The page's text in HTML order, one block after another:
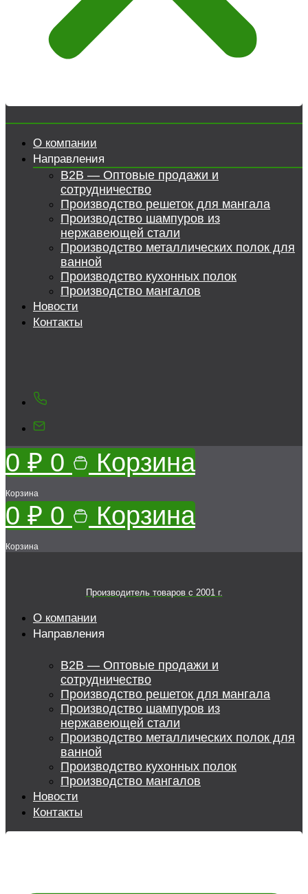
О компании
Направления
B2B — Оптовые продажи и
сотрудничество
Производство решеток для мангала
Производство шампуров из
нержавеющей стали
Производство металлических полок для
ванной
Производство кухонных полок
Производство мангалов
Новости
Контакты
0 ₽ 0 Корзина
Корзина
0 ₽ 0 Корзина
Корзина
Производитель товаров c 2001 г.
О компании
Направления
B2B — Оптовые продажи и
сотрудничество
Производство решеток для мангала
Производство шампуров из
нержавеющей стали
Производство металлических полок для
ванной
Производство кухонных полок
Производство мангалов
Новости
Контакты